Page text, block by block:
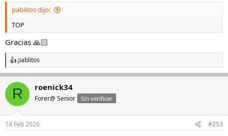
pablitos dijo:
TOP
Gracias 🙏🏻
R
e
a
c
i
e
pablitos
R roenick34
Forer@ Senior Sin verificar
14 Feb 2026 #253